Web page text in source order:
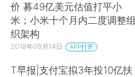
价 募49亿美元估值打平小
米；小米十个月内二度调整组
织架构
2018年09月14日 APP打开
T早报|支付宝拟3年投10亿扶